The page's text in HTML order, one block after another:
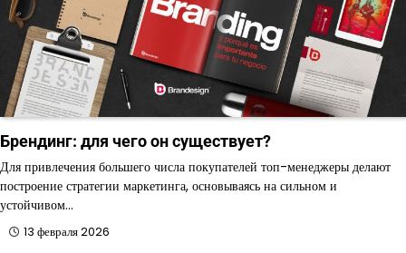
Брендинг: для чего он существует?
Для привлечения большего числа покупателей топ-менеджеры делают
построение стратегии маркетинга, основываясь на сильном и
устойчивом…
13 февраля 2026